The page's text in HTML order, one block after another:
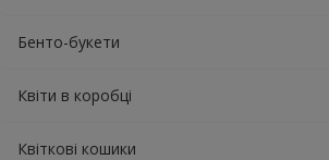
Бенто-букети
Квіти в коробці
Квіткові кошики